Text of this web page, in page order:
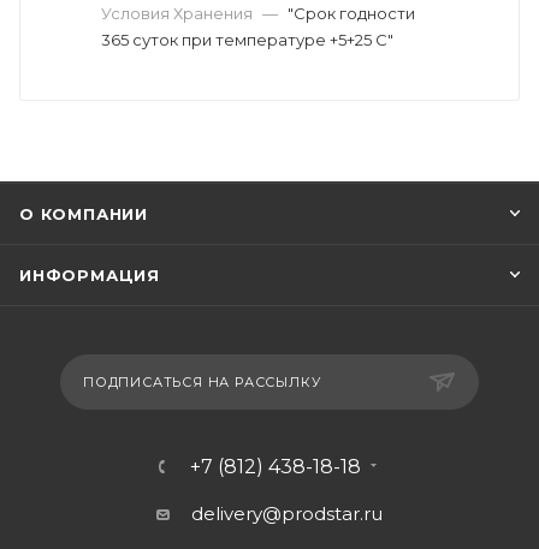
Условия Хранения — "Срок годности
365 суток при температуре +5+25 С"
О КОМПАНИИ
ИНФОРМАЦИЯ
ПОДПИСАТЬСЯ НА РАССЫЛКУ
+7 (812) 438-18-18
delivery@prodstar.ru